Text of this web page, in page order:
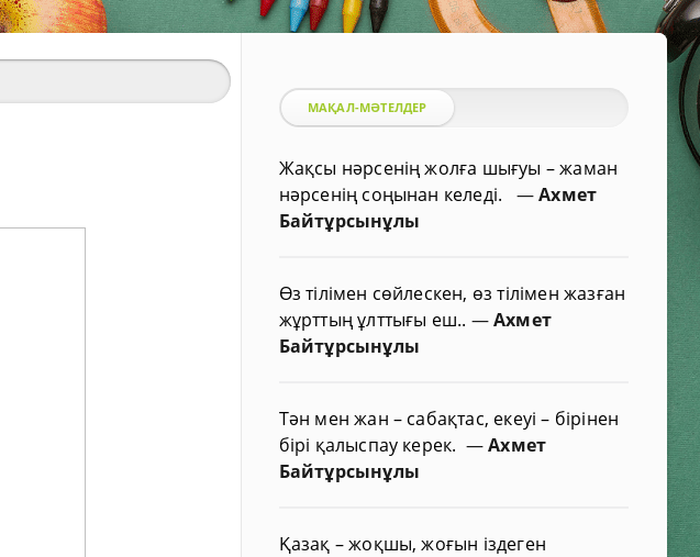
МАҚАЛ-МӘТЕЛДЕР
Жақсы нәрсенің жолға шығуы – жаман
нәрсенің соңынан келеді. —Ахмет
Байтұрсынұлы
Өз тілімен сөйлескен, өз тілімен жазған
жұрттың ұлттығы еш.. —Ахмет
Байтұрсынұлы
Тән мен жан – сабақтас, екеуі – бірінен
бірі қалыспау керек. —Ахмет
Байтұрсынұлы
Қазақ – жоқшы, жоғын іздеген